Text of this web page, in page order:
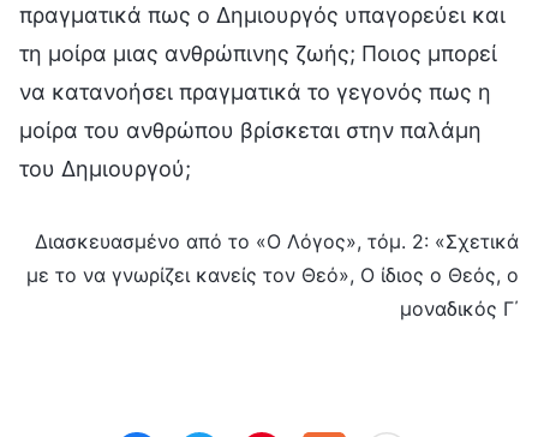
πραγματικά πως ο Δημιουργός υπαγορεύει και
τη μοίρα μιας ανθρώπινης ζωής; Ποιος μπορεί
να κατανοήσει πραγματικά το γεγονός πως η
μοίρα του ανθρώπου βρίσκεται στην παλάμη
του Δημιουργού;
Διασκευασμένο από το «Ο Λόγος», τόμ. 2: «Σχετικά
με το να γνωρίζει κανείς τον Θεό», Ο ίδιος ο Θεός, ο
μοναδικός Γ΄